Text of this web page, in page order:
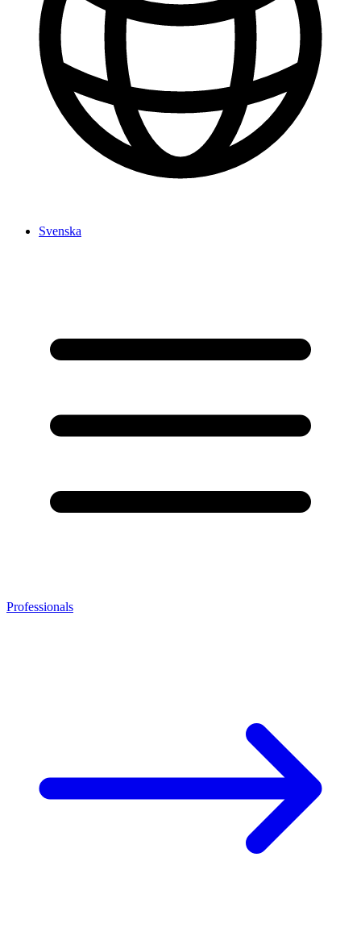
Svenska
Professionals